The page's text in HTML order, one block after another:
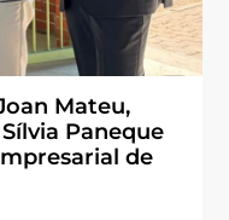
Mateu,
Paneque
de